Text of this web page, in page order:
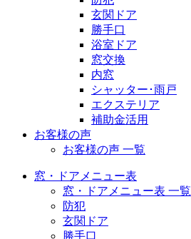
玄関ドア
勝手口
浴室ドア
窓交換
内窓
シャッター･雨戸
エクステリア
補助金活用
お客様の声
お客様の声 一覧
窓・ドアメニュー表
窓・ドアメニュー表 一覧
防犯
玄関ドア
勝手口